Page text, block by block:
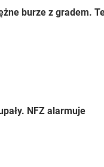
burze z gradem.
NFZ alarmuje